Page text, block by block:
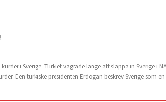
i Sverige. Turkiet vägrade länge att släppa in Sverige i
Den turkiske presidenten Erdogan beskrev Sverige som